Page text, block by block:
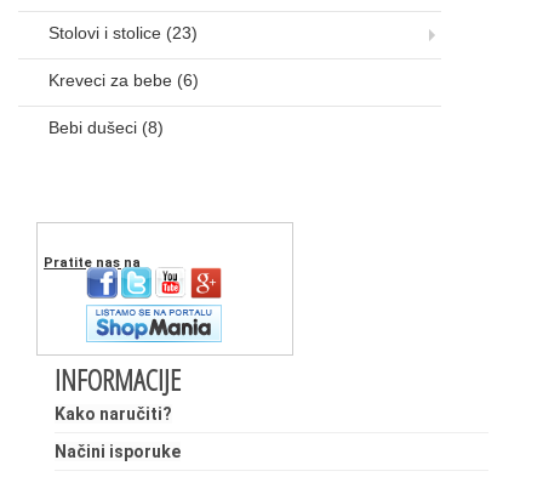
Stolovi i stolice (23)
Kreveci za bebe (6)
Bebi dušeci (8)
Pratite nas na
INFORMACIJE
Kako naručiti?
Načini isporuke